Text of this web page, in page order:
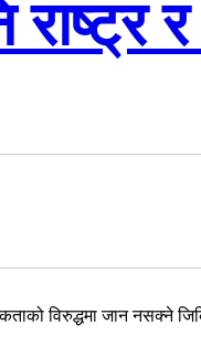
र
विरुद्धमा जान नसक्ने